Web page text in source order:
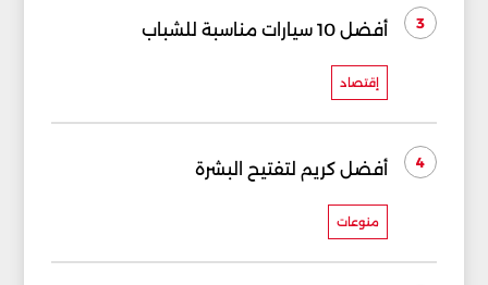
3 أفضل 10 سيارات مناسبة للشباب
إقتصاد
4 أفضل كريم لتفتيح البشرة
منوعات